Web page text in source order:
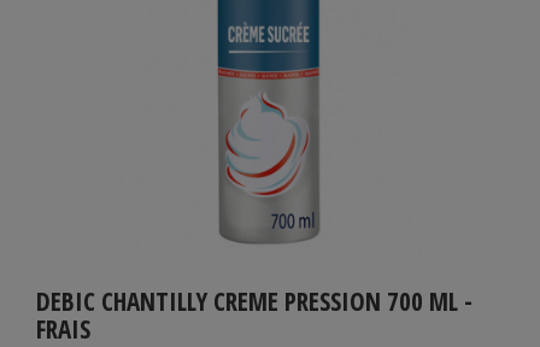
DEBIC CHANTILLY CREME PRESSION 700 ML -
FRAIS